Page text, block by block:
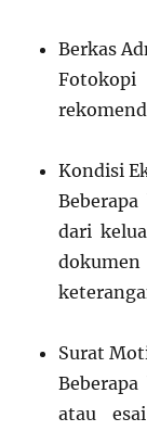
Berkas
Kondisi
dari
Surat
atau